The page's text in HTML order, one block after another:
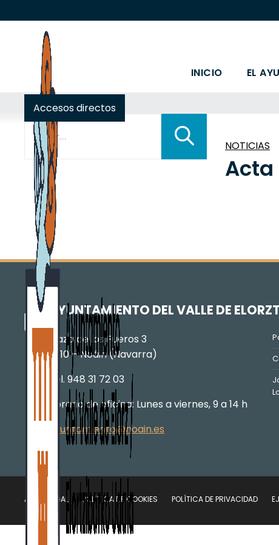
INICIO EL
Accesos directos
Buscar:
NOTICIAS
Acta
AYUNTAMIENTO DEL VALLE DE ELORZ
Plaza de los Fueros 3
31110 – Noáin (Navarra)
Tel. 948 31 72 03
Horario de oficina: Lunes a viernes, 9 a 14 h
ayuntamiento@noain.es
AVISO LEGAL POLÍTICA DE COOKIES POLÍTICA DE PRIVACIDAD